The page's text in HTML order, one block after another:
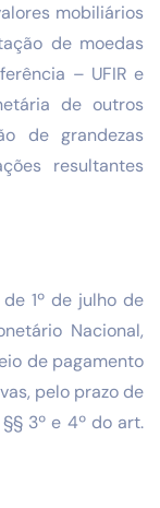
mobiliários
de moedas
– UFIR e
de outros
de grandezas
resultantes
1º de julho de
Nacional,
de pagamento
pelo prazo de
3º e 4º do art.